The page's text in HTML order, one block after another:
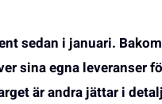
sedan i januari.
sina egna leveranser
är andra jättar i